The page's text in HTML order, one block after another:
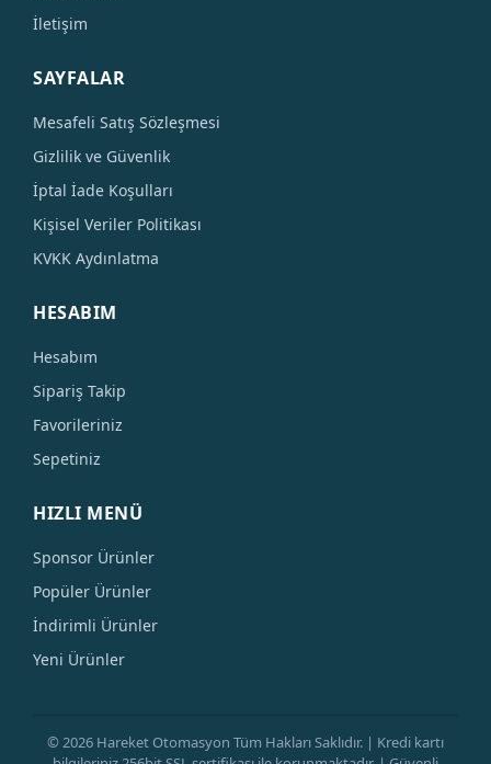
İletişim
SAYFALAR
Mesafeli Satış Sözleşmesi
Gizlilik ve Güvenlik
İptal İade Koşulları
Kişisel Veriler Politikası
KVKK Aydınlatma
HESABIM
Hesabım
Sipariş Takip
Favorileriniz
Sepetiniz
HIZLI MENÜ
Sponsor Ürünler
Popüler Ürünler
İndirimli Ürünler
Yeni Ürünler
© 2026 Hareket Otomasyon Tüm Hakları Saklıdır. | Kredi kartı